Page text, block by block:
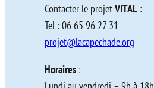
Contacter le projetVITAL :
Tel : 06 65 96 27 31
projet@lacapechade.org
Horaires :